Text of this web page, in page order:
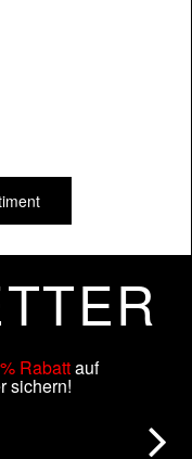
Rabattauf
sichern!